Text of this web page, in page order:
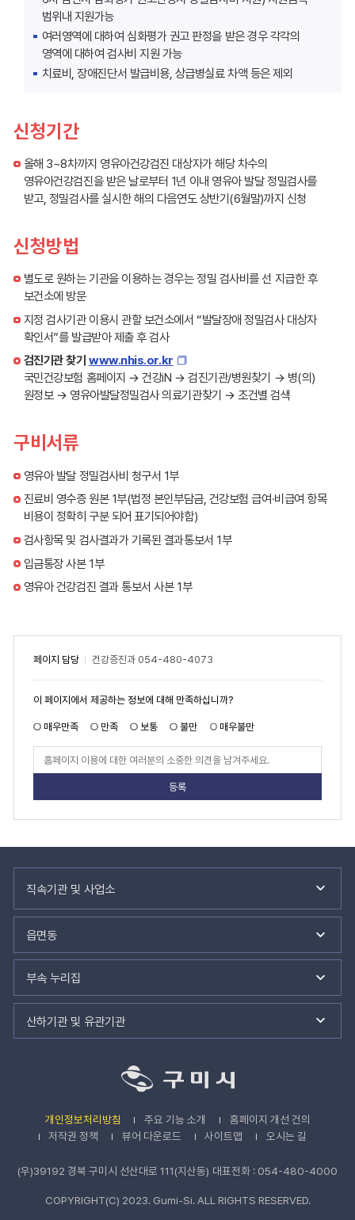
범위내 지원가능
여러영역에 대하여 심화평가 권고 판정을 받은 경우 각각의
영역에 대하여 검사비 지원 가능
치료비, 장애진단서 발급비용, 상급병실료 차액 등은 제외
신청기간
올해 3~8차까지 영유아건강검진 대상자가 해당 차수의
영유아건강검진을 받은 날로부터 1년 이내 영유아 발달 정밀검사를
받고, 정밀검사를 실시한 해의 다음연도 상반기(6월말)까지 신청
신청방법
별도로 원하는 기관을 이용하는 경우는 정밀 검사비를 선 지급한 후
보건소에 방문
지정 검사기관 이용시 관할 보건소에서 “발달장애 정밀검사 대상자
확인서”를 발급받아 제출 후 검사
검진기관 찾기 www.nhis.or.kr
국민건강보험 홈페이지 → 건강iN → 검진기관/병원찾기 → 병(의)
원정보 → 영유아발달정밀검사 의료기관찾기 → 조건별 검색
구비서류
영유아 발달 정밀검사비 청구서 1부
진료비 영수증 원본 1부(법정 본인부담금, 건강보험 급여·비급여 항목
비용이 정확히 구분 되어 표기되어야함)
검사항목 및 검사결과가 기록된 결과통보서 1부
입금통장 사본 1부
영유아 건강검진 결과 통보서 사본 1부
페이지 담당 건강증진과 054-480-4073
페
이
만
도
이 페이지에서 제공하는 정보에 대해 만족하십니까?
매우만족 만족 보통 불만
매우불만
페
도
가
관
관
가
직속기관 및 사업소
읍면동
부속 누리집
산하기관 및 유관기관
개인정보처리방침 주요 기능 소개
홈페이지 개선 건의
저작권 정책
뷰어 다운로드 사이트맵 오시는 길
(우)39192 경북 구미시 선산대로 111(지산동) 대표전화 : 054-480-4000
COPYRIGHT(C) 2023. Gumi-Si. ALL RIGHTS RESERVED.